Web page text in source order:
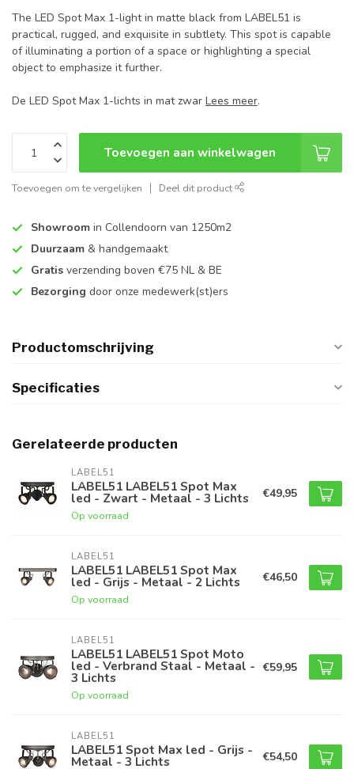
The LED Spot Max 1-light in matte black from LABEL51 is
practical, rugged, and exquisite in subtlety. This spot is capable
of illuminating a portion of a space or highlighting a special
object to emphasize it further.
De LED Spot Max 1-lichts in mat zwar Lees meer.
Toevoegen aan winkelwagen
Toevoegen om te vergelijken Deel dit product
Showroom in Collendoorn van 1250m2
Duurzaam & handgemaakt
Gratis verzending boven €75 NL & BE
Bezorging door onze medewerk(st)ers
Productomschrijving
Specificaties
Gerelateerde producten
LABEL51
LABEL51 LABEL51 Spot Max
led - Zwart - Metaal - 3 Lichts
Op voorraad
€49,95
LABEL51
LABEL51 LABEL51 Spot Max
led - Grijs - Metaal - 2 Lichts
Op voorraad
€46,50
LABEL51
LABEL51 LABEL51 Spot Moto
led - Verbrand Staal - Metaal -
3 Lichts
Op voorraad
€59,95
LABEL51
LABEL51 Spot Max led - Grijs -
Metaal - 3 Lichts €54,50